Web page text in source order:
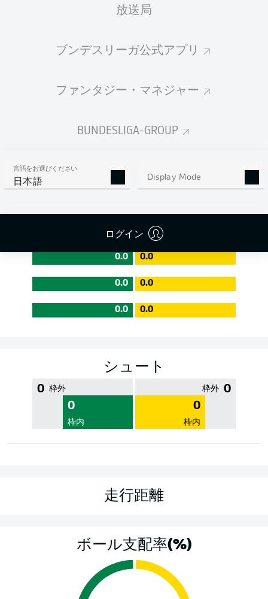
放送局
ブンデスリーガ公式アプリ
ファンタジー・マネジャー
BUNDESLIGA-GROUP
言語をお選びください
日本語 Display Mode
ログイン
0
0 % 成功率 0 %
PASS EFFICIENCY
0.0 0.0
0.0 0.0
0.0 0.0
シュート
0 枠外
0
枠内
0
枠外
0
枠内
走行距離
ボール支配率(%)